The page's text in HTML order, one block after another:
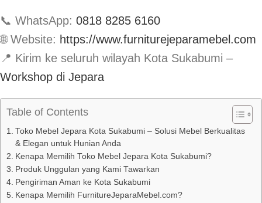
📞 WhatsApp: 0818 8285 6160
🌐 Website: https://www.furniturejeparamebel.com
📍 Kirim ke seluruh wilayah Kota Sukabumi –
Workshop di Jepara
Table of Contents
Toko Mebel Jepara Kota Sukabumi – Solusi Mebel Berkualitas
& Elegan untuk Hunian Anda
Kenapa Memilih Toko Mebel Jepara Kota Sukabumi?
Produk Unggulan yang Kami Tawarkan
Pengiriman Aman ke Kota Sukabumi
Kenapa Memilih FurnitureJeparaMebel.com?